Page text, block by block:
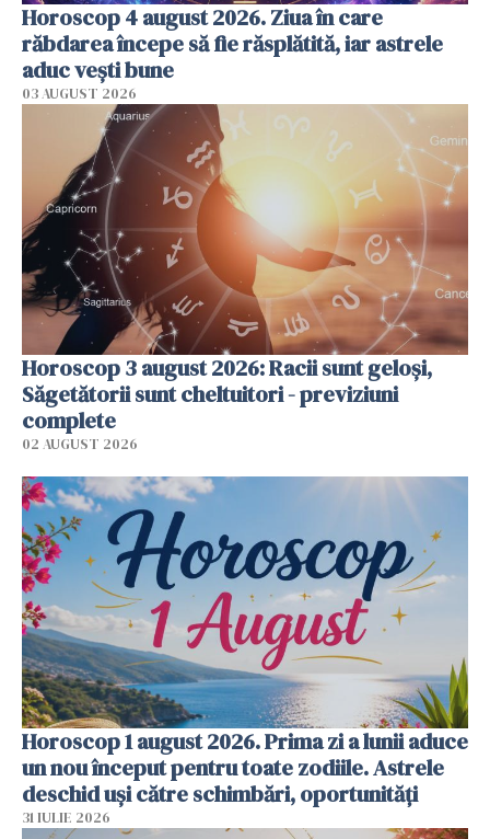
Horoscop 4 august 2026. Ziua în care
răbdarea începe să fie răsplătită, iar astrele
aduc vești bune
03 AUGUST 2026
Horoscop 3 august 2026: Racii sunt geloși,
Săgetătorii sunt cheltuitori - previziuni
complete
02 AUGUST 2026
Horoscop 1 august 2026. Prima zi a lunii aduce
un nou început pentru toate zodiile. Astrele
deschid uși către schimbări, oportunități
31 IULIE 2026